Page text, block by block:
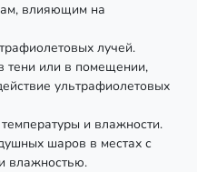
влияющим на
лучей.
или в помещении,
ультрафиолетовых
и влажности.
шаров в местах с
влажностью.